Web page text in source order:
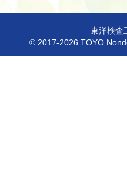
東洋検査
© 2017-2026 TOYO